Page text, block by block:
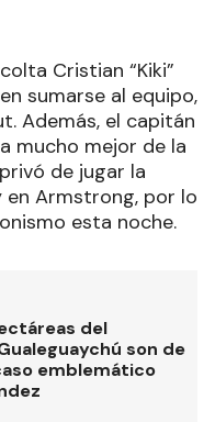
Cristian “Kiki”
sumarse al equipo,
Además, el capitán
mucho mejor de la
de jugar la
en Armstrong, por lo
esta noche.
del
son de
emblemático